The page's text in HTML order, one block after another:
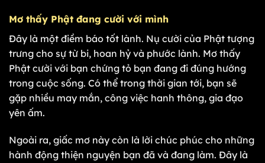
Mơ thấy Phật đang cười với mình
Đây là một điềm báo tốt lành. Nụ cười của Phật tượng
trưng cho sự từ bi, hoan hỷ và phước lành. Mơ thấy
Phật cười với bạn chứng tỏ bạn đang đi đúng hướng
trong cuộc sống. Có thể trong thời gian tới, bạn sẽ
gặp nhiều may mắn, công việc hanh thông, gia đạo
yên ấm.
Ngoài ra, giấc mơ này còn là lời chúc phúc cho những
hành động thiện nguyện bạn đã và đang làm. Đây là